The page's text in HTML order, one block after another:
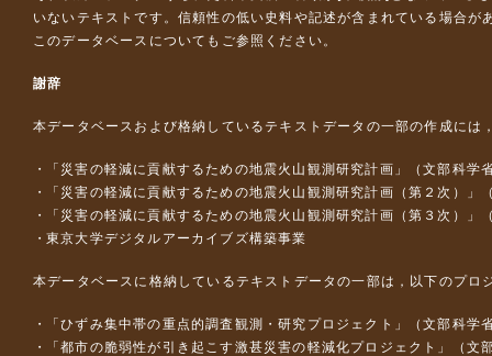
いないテキストです。信頼性の低い史料や記述が含まれている場合が
このデータベースについて もご参照ください。
謝辞
本データベースおよび格納しているテキストデータの一部の作成には
「災害の軽減に貢献するための地震火山観測研究計画」（文部科学
「災害の軽減に貢献するための地震火山観測研究計画（第２次）」
「災害の軽減に貢献するための地震火山観測研究計画（第３次）」
東京大学デジタルアーカイブズ構築事業
本データベースに格納しているテキストデータの一部は，以下のプロ
「ひずみ集中帯の重点的調査観測・研究プロジェクト」（文部科
「都市の脆弱性が引き起こす激甚災害の軽減化プロジェクト」（